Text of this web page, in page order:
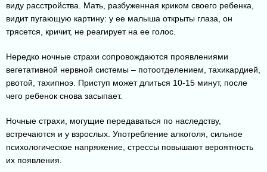
виду расстройства. Мать, разбуженная криком своего ребенка,
видит пугающую картину: у ее малыша открыты глаза, он
трясется, кричит, не реагирует на ее голос.
Нередко ночные страхи сопровождаются проявлениями
вегетативной нервной системы – потоотделением, тахикардией,
рвотой, тахипноэ. Приступ может длиться 10-15 минут, после
чего ребенок снова засыпает.
Ночные страхи, могущие передаваться по наследству,
встречаются и у взрослых. Употребление алкоголя, сильное
психологическое напряжение, стрессы повышают вероятность
их появления.